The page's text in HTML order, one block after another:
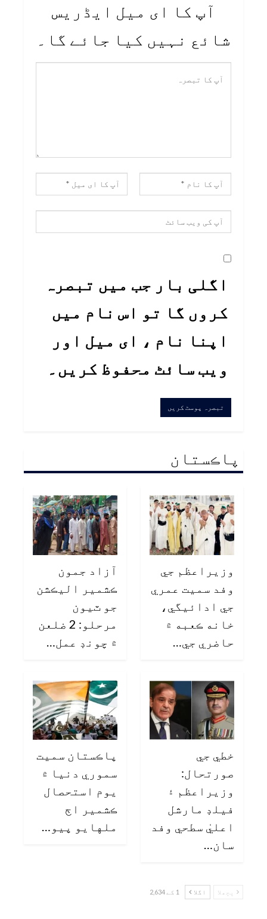
آپ کا ای میل ایڈریس
شائع نہیں کیا جائے گا۔
اگلی بار جب میں تبصرہ
کروں گا تو اس نام میں
اپنا نام ، ای میل اور
ویب سائٹ محفوظ کریں۔
پاڪستان
وزيراعظم جي
وفد سميت عمري
جي ادائيگي،
خانه ڪعبه ۾
حاضري جي…
آزاد جمون
ڪشمير اليڪشن
جو ٽيون
مرحلو: 2 ضلعن
۾ چونڊ عمل…
خطي جي
صورتحال:
وزيراعظم ۽
فيلڊ مارشل
اعليٰ سطحي وفد
سان…
پاڪستان سميت
سموري دنيا ۾
يوم استحصال
ڪشمير اڄ
ملهايو پيو…
پچھلا اگلا 1 کے 2,634